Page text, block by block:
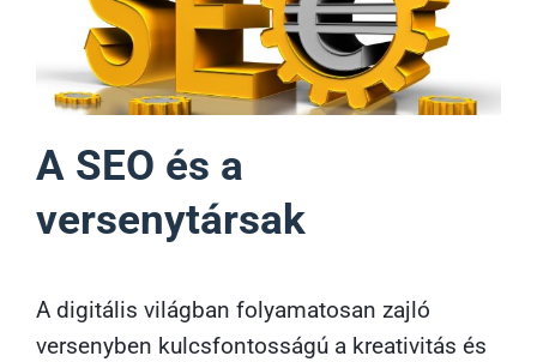
A SEO és a
versenytársak
A digitális világban folyamatosan zajló
versenyben kulcsfontosságú a kreativitás és